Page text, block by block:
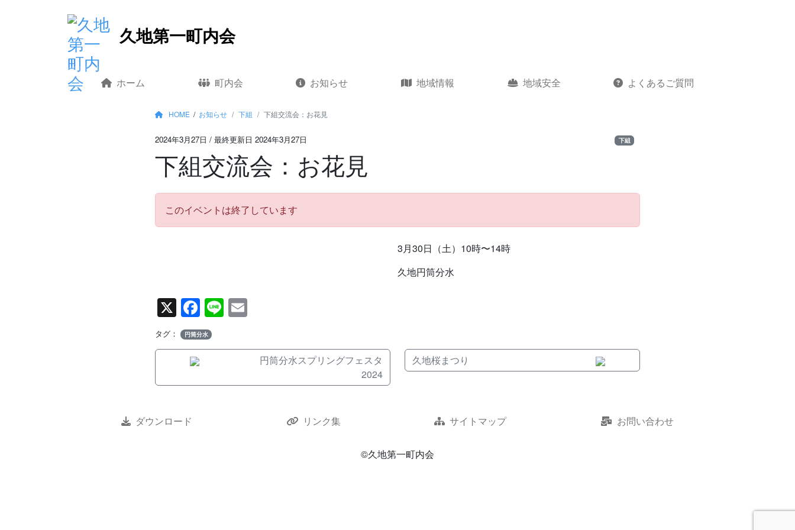
久地第一町内会
ホーム 町内会 お知らせ 地域情報 地域安全 よくあるご質問
HOME / お知らせ 下組 下組交流会：お花見
2024年3月27日 / 最終更新日 2024年3月27日 下組
下組交流会：お花見
このイベントは終了しています
3月30日（土）10時〜14時
久地円筒分水
X Facebook
Line
タグ： 円筒分水
円筒分水スプリングフェスタ
2024
久地桜まつり
ダウンロード リンク集 サイトマップ お問い合わせ
©久地第一町内会